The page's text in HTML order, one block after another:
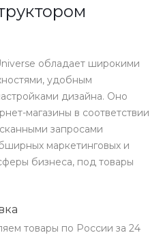
обладает широкими
удобным
дизайна. Оно
магазины в соответствии
запросами
маркетинговых и
бизнеса, под товары
товары по России за 24